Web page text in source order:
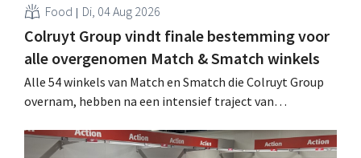
Food Di, 04 Aug 2026
Colruyt Group vindt finale bestemming voor
alle overgenomen Match & Smatch winkels
Alle 54 winkels van Match en Smatch die Colruyt Group
overnam, hebben na een intensief traject van
Al is die bestemming voor sommige panden een sluiting.